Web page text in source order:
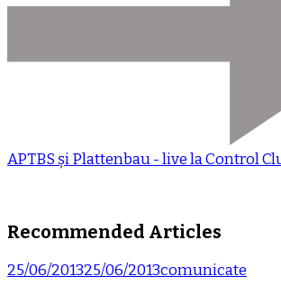
APTBS și Plattenbau - live la Control
Recommended Articles
25/06/201325/06/2013comunicate